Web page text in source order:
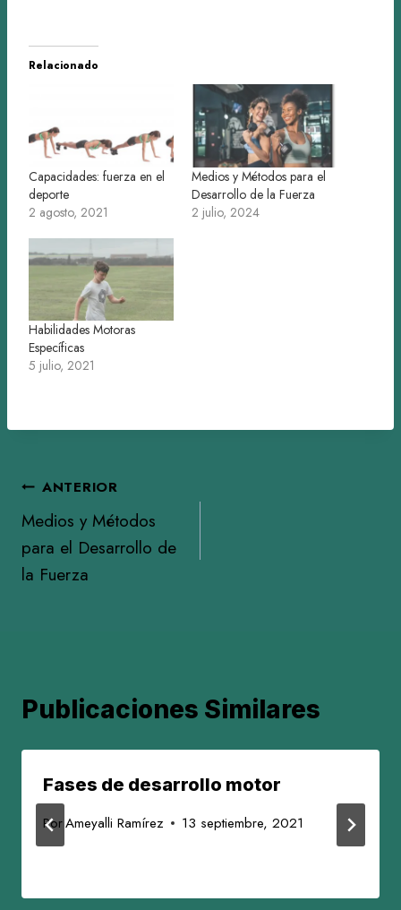
Relacionado
Capacidades: fuerza en el
deporte
2 agosto, 2021
Medios y Métodos para el
Desarrollo de la Fuerza
2 julio, 2024
Habilidades Motoras
Específicas
5 julio, 2021
Navegación
de
entradas
ANTERIOR
Medios y Métodos
para el Desarrollo de
la Fuerza
Publicaciones Similares
Fases de desarrollo motor
PorAmeyalli Ramírez 13 septiembre, 2021